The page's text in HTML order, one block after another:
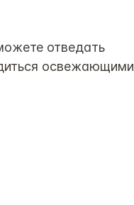
отведать
освежающими